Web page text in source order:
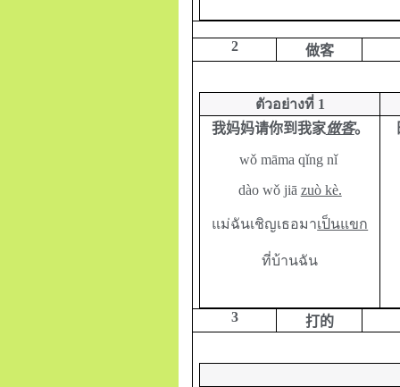
2 做客
ตัวอย่างที่ 1
我妈妈请你到我家做客。
wǒ māma qǐng nǐ
dào wǒ jiā zuò kè.
แม่ฉันเชิญเธอมาเป็นแขก
ที่บ้านฉัน
3 打的